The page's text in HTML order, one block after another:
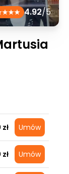
4.92/5
Umów
Umów